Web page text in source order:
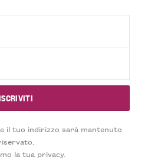
il tuo indirizzo sarà mantenuto
la tua privacy.